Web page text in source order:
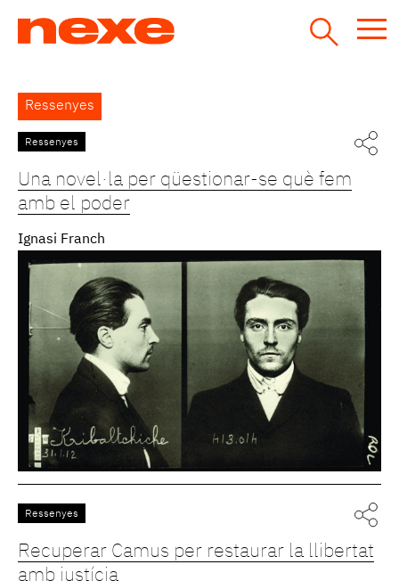
Back
to
top
Ressenyes
Ressenyes
Una novel·la per qüestionar-se què fem
amb el poder
Ignasi Franch
Ressenyes
Recuperar Camus per restaurar la llibertat
amb justícia
Pàgines